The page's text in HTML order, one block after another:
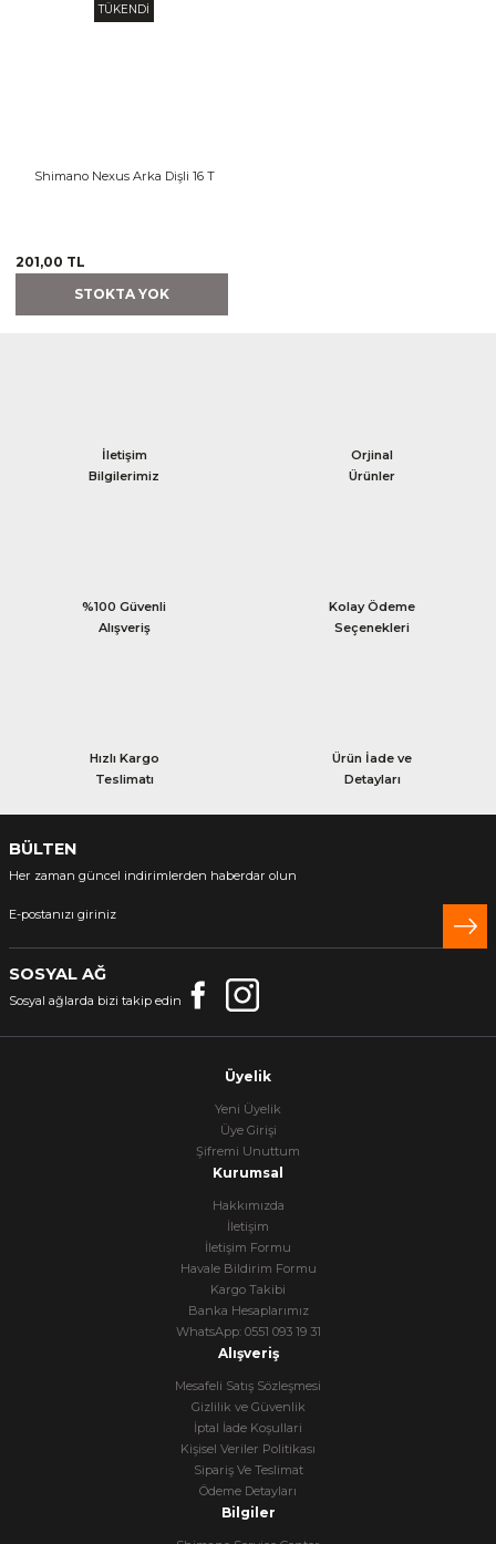
TÜKENDİ
Shimano Nexus Arka Dişli 16 T
201,00 TL
STOKTA YOK
İletişim
Bilgilerimiz
Orjinal
Ürünler
%100 Güvenli
Alışveriş
Kolay Ödeme
Seçenekleri
Hızlı Kargo
Teslimatı
Ürün İade ve
Detayları
BÜLTEN
Her zaman güncel indirimlerden haberdar olun
SOSYAL AĞ
Sosyal ağlarda bizi takip edin
Üyelik
Yeni Üyelik
Üye Girişi
Şifremi Unuttum
Kurumsal
Hakkımızda
İletişim
İletişim Formu
Havale Bildirim Formu
Kargo Takibi
Banka Hesaplarımız
WhatsApp: 0551 093 19 31
Alışveriş
Mesafeli Satış Sözleşmesi
Gizlilik ve Güvenlik
İptal İade Koşullari
Kişisel Veriler Politikası
Sipariş Ve Teslimat
Ödeme Detayları
Bilgiler